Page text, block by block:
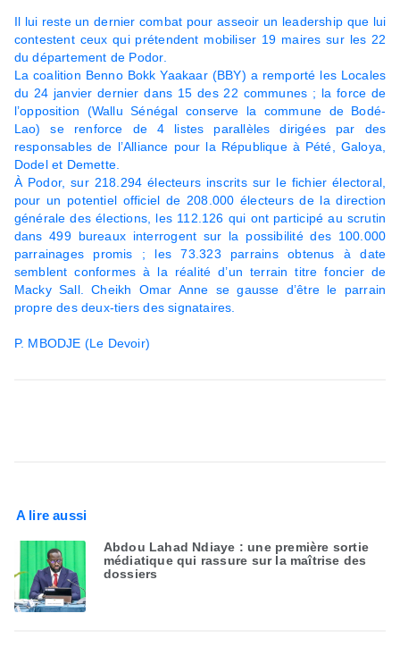
Il lui reste un dernier combat pour asseoir un leadership que lui
contestent ceux qui prétendent mobiliser 19 maires sur les 22
du département de Podor.
La coalition Benno Bokk Yaakaar (BBY) a remporté les Locales
du 24 janvier dernier dans 15 des 22 communes ; la force de
l’opposition (Wallu Sénégal conserve la commune de Bodé-
Lao) se renforce de 4 listes parallèles dirigées par des
responsables de l’Alliance pour la République à Pété, Galoya,
Dodel et Demette.
À Podor, sur 218.294 électeurs inscrits sur le fichier électoral,
pour un potentiel officiel de 208.000 électeurs de la direction
générale des élections, les 112.126 qui ont participé au scrutin
dans 499 bureaux interrogent sur la possibilité des 100.000
parrainages promis ; les 73.323 parrains obtenus à date
semblent conformes à la réalité d’un terrain titre foncier de
Macky Sall. Cheikh Omar Anne se gausse d’être le parrain
propre des deux-tiers des signataires.
P. MBODJE (Le Devoir)
A lire aussi
Abdou Lahad Ndiaye : une première sortie
médiatique qui rassure sur la maîtrise des
dossiers